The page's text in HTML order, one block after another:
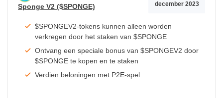
Sponge V2 ($SPONGE)
$SPONGEV2-tokens kunnen alleen worden
verkregen door het staken van $SPONGE
Ontvang een speciale bonus van $SPONGEV2 door
$SPONGE te kopen en te staken
Verdien beloningen met P2E-spel
december 2023